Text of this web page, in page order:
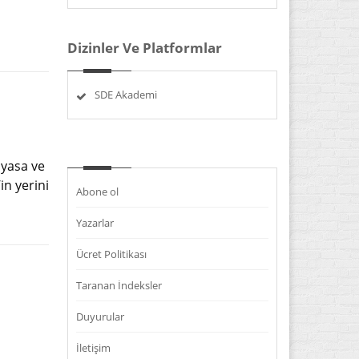
ve
yerini
Dizinler Ve Platformlar
SDE Akademi
Abone ol
Yazarlar
Ücret Politikası
Taranan İndeksler
Duyurular
İletişim